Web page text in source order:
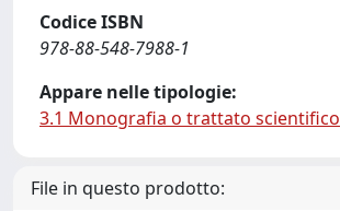
Codice ISBN
978-88-548-7988-1
Appare nelle tipologie:
3.1 Monografia o trattato scientifico
File in questo prodotto: